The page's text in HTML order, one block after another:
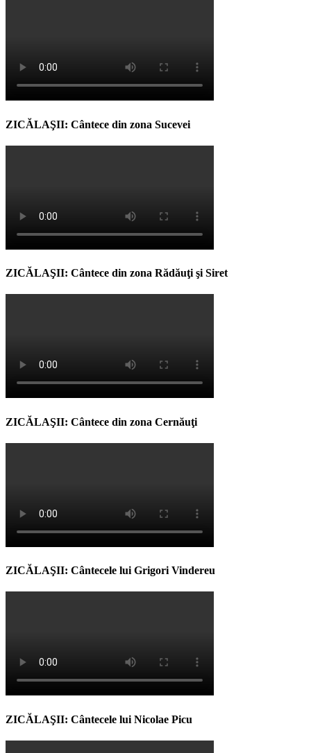
ZICĂLAŞII: Cântece din zona Sucevei
ZICĂLAŞII: Cântece din zona Rădăuţi şi Siret
ZICĂLAŞII: Cântece din zona Cernăuţi
ZICĂLAŞII: Cântecele lui Grigori Vindereu
ZICĂLAŞII: Cântecele lui Nicolae Picu